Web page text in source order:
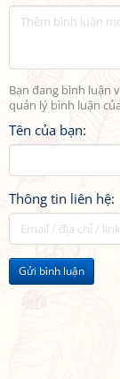
Bạn đang bình luận
quản lý bình luận
Tên của bạn:
Thông tin liên hệ:
Gửi bình luận